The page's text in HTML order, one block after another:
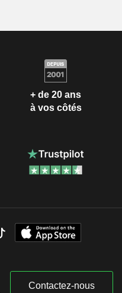
+ de 20 ans
à vos côtés
Contactez-nous